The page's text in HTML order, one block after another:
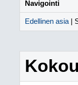
Navigointi
Edellinen asia |